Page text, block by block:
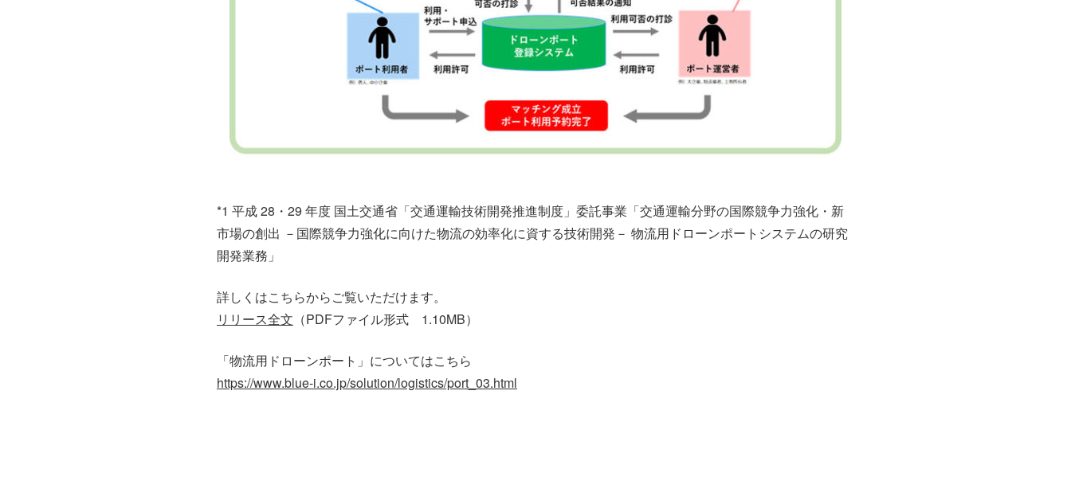
*1 平成 28・29 年度 国土交通省「交通運輸技術開発推進制度」委託事業「交通運輸分野の国際競争力強化・新
市場の創出 －国際競争力強化に向けた物流の効率化に資する技術開発－ 物流用ドローンポートシステムの研究
開発業務」
詳しくはこちらからご覧いただけます。
リリース全文 （PDFファイル形式 1.10MB）
「物流用ドローンポート」についてはこちら
https://www.blue-i.co.jp/solution/logistics/port_03.html